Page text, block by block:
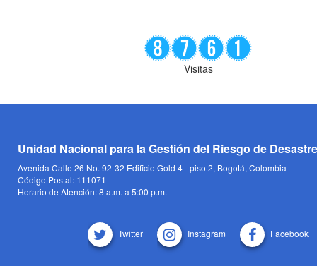
Visitas
Unidad Nacional para la Gestión del Riesgo de
Avenida Calle 26 No. 92-32 Edificio Gold 4 - piso 2, Bogotá, Colombia
Código Postal: 111071
Horario de Atención: 8 a.m. a 5:00 p.m.
Twitter Instagram Facebook